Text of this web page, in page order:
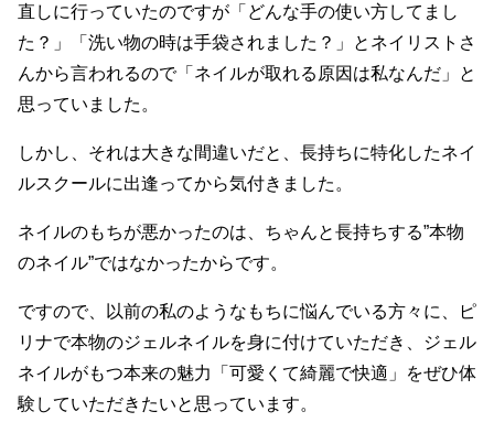
直しに行っていたのですが「どんな手の使い方してまし
た？」「洗い物の時は手袋されました？」とネイリストさ
んから言われるので「ネイルが取れる原因は私なんだ」と
思っていました。
しかし、それは大きな間違いだと、長持ちに特化したネイ
ルスクールに出逢ってから気付きました。
ネイルのもちが悪かったのは、ちゃんと長持ちする”本物
のネイル”ではなかったからです。
ですので、以前の私のようなもちに悩んでいる方々に、ピ
リナで本物のジェルネイルを身に付けていただき、ジェル
ネイルがもつ本来の魅力「可愛くて綺麗で快適」をぜひ体
験していただきたいと思っています。